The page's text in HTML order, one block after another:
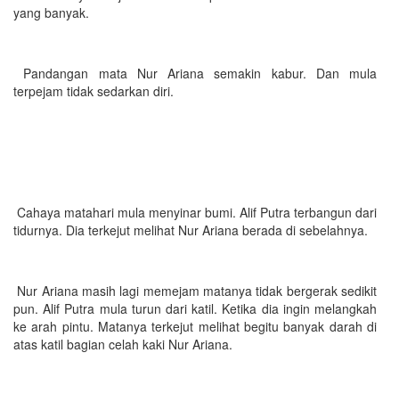
yang banyak.
Pandangan mata Nur Ariana semakin kabur. Dan mula
terpejam tidak sedarkan diri.
Cahaya matahari mula menyinar bumi. Alif Putra terbangun dari
tidurnya. Dia terkejut melihat Nur Ariana berada di sebelahnya.
Nur Ariana masih lagi memejam matanya tidak bergerak sedikit
pun. Alif Putra mula turun dari katil. Ketika dia ingin melangkah
ke arah pintu. Matanya terkejut melihat begitu banyak darah di
atas katil bagian celah kaki Nur Ariana.